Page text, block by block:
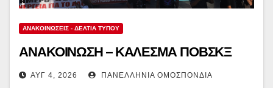
ΑΝΑΚΟΙΝΏΣΕΙΣ - ΔΕΛΤΊΑ ΤΎΠΟΥ
ΑΝΑΚΟΙΝΩΣΗ – ΚΑΛΕΣΜΑ ΠΟΒΣΚΞ
ΑΥΓ 4, 2026 ΠΑΝΕΛΛΉΝΙΑ ΟΜΟΣΠΟΝΔΊΑ